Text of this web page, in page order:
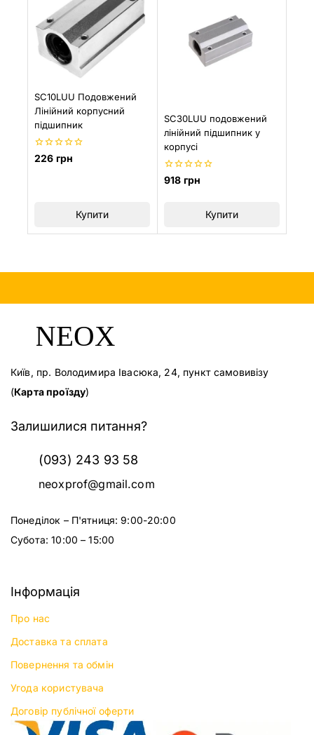
SC10LUU Подовжений
Лінійний корпусний
підшипник
0
226 грн
Купити
SC30LUU подовжений
лінійний підшипник у
корпусі
0
з
918 грн
Купити
Київ, пр. Володимира Івасюка, 24, пункт самовивізу
(Карта проїзду)
Залишилися питання?
(093) 243 93 58
neoxprof@gmail.com
Понеділок – П'ятниця: 9:00-20:00
Субота: 10:00 – 15:00
Інформація
Про нас
Доставка та сплата
Повернення та обмін
Угода користувача
Договір публічної оферти